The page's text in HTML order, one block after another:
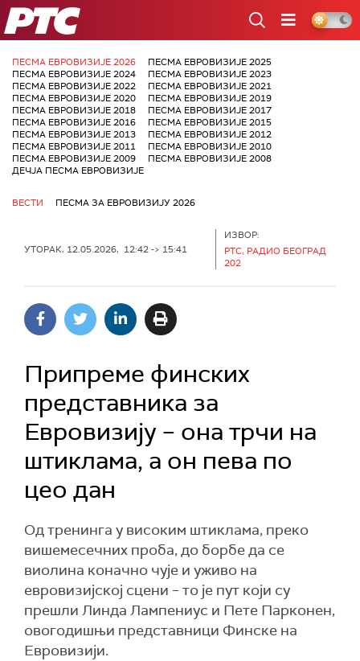
РТС
ПЕСМА ЕВРОВИЗИЈЕ 2026
ПЕСМА ЕВРОВИЗИЈЕ 2025
ПЕСМА ЕВРОВИЗИЈЕ 2024
ПЕСМА ЕВРОВИЗИЈЕ 2023
ПЕСМА ЕВРОВИЗИЈЕ 2022
ПЕСМА ЕВРОВИЗИЈЕ 2021
ПЕСМА ЕВРОВИЗИЈЕ 2020
ПЕСМА ЕВРОВИЗИЈЕ 2019
ПЕСМА ЕВРОВИЗИЈЕ 2018
ПЕСМА ЕВРОВИЗИЈЕ 2017
ПЕСМА ЕВРОВИЗИЈЕ 2016
ПЕСМА ЕВРОВИЗИЈЕ 2015
ПЕСМА ЕВРОВИЗИЈЕ 2013
ПЕСМА ЕВРОВИЗИЈЕ 2012
ПЕСМА ЕВРОВИЗИЈЕ 2011
ПЕСМА ЕВРОВИЗИЈЕ 2010
ПЕСМА ЕВРОВИЗИЈЕ 2009
ПЕСМА ЕВРОВИЗИЈЕ 2008
ДЕЧЈА ПЕСМА ЕВРОВИЗИЈЕ
ВЕСТИ ПЕСМА ЗА ЕВРОВИЗИЈУ 2026
УТОРАК, 12.05.2026, 12:42 -> 15:41
ИЗВОР:
РТС, РАДИО БЕОГРАД
202
Припреме финских
представника за
Евровизију – она трчи на
штиклама, а он пева по
цео дан
Од тренинга у високим штиклама, преко
вишемесечних проба, до борбе да се
виолина коначно чује и уживо на
евровизијској сцени – то је пут који су
прешли Линда Лампениус и Пете Парконен,
овогодишњи представници Финске на
Евровизији.